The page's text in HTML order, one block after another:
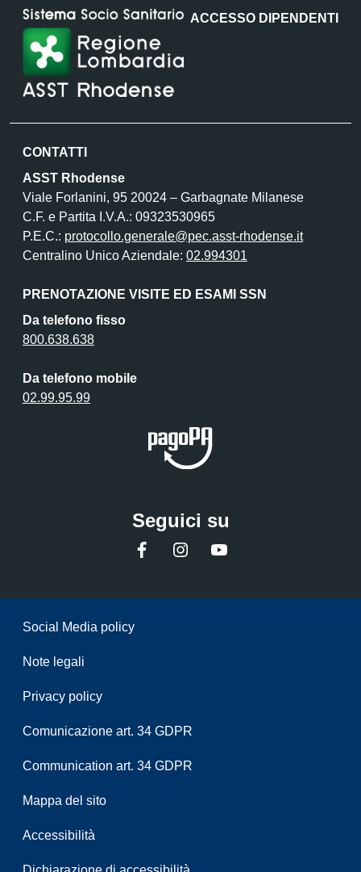
ACCESSO DIPENDENTI
CONTATTI
ASST Rhodense
Viale Forlanini, 95 20024 – Garbagnate Milanese
C.F. e Partita I.V.A.: 09323530965
P.E.C.: protocollo.generale@pec.asst-rhodense.it
Centralino Unico Aziendale: 02.994301
PRENOTAZIONE VISITE ED ESAMI SSN
Da telefono fisso
800.638.638
Da telefono mobile
02.99.95.99
Seguici su
FacebookInstagram
Social Media policy
Note legali
Privacy policy
Comunicazione art. 34 GDPR
Communication art. 34 GDPR
Mappa del sito
Accessibilità